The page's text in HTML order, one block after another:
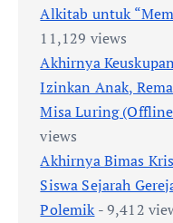
Alkitab untuk
11,129 views
Akhirnya
Izinkan Anak,
Misa Luring
views
Akhirnya Bimas
Siswa Sejarah
Polemik- 9,412